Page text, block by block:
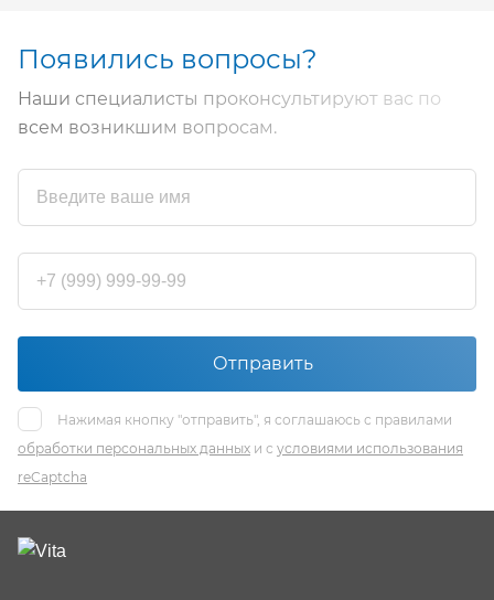
Появились вопросы?
Наши специалисты проконсультируют вас по
всем возникшим вопросам.
Отправить
Нажимая кнопку "отправить", я соглашаюсь с правилами
обработки персональных данных и с условиями использования
reCaptcha